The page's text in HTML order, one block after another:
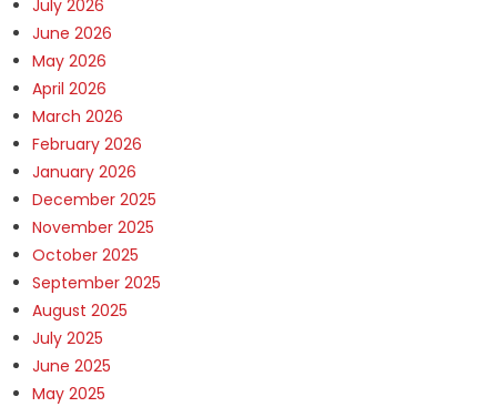
July 2026
June 2026
May 2026
April 2026
March 2026
February 2026
January 2026
December 2025
November 2025
October 2025
September 2025
August 2025
July 2025
June 2025
May 2025